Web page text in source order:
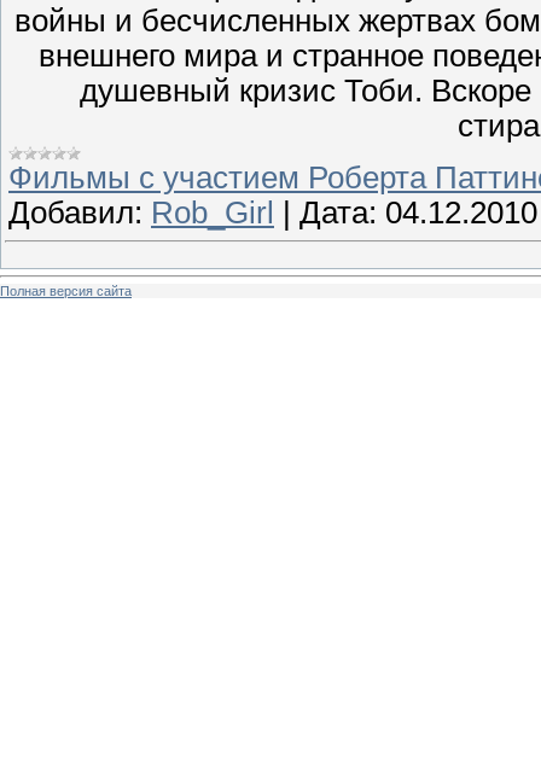
войны и бесчисленных жертвах
внешнего мира и странное
душевный кризис Тоби.
Фильмы с участием Роберта
Добавил: Rob_Girl Дата: 04.12.2010
Полная версия сайта